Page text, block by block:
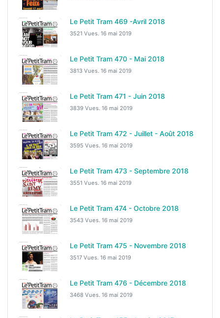
Le Petit Tram 469 -Avril 2018
3521 Vues. 16 mai 2019
Le Petit Tram 470 - Mai 2018
3813 Vues. 16 mai 2019
Le Petit Tram 471 - Juin 2018
3839 Vues. 16 mai 2019
Le Petit Tram 472 - Juillet - Août 2018
3595 Vues. 16 mai 2019
Le Petit Tram 473 - Septembre 2018
3551 Vues. 16 mai 2019
Le Petit Tram 474 - Octobre 2018
3543 Vues. 16 mai 2019
Le Petit Tram 475 - Novembre 2018
3517 Vues. 16 mai 2019
Le Petit Tram 476 - Décembre 2018
3468 Vues. 16 mai 2019